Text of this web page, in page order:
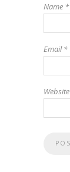
Name *
Email*
Website